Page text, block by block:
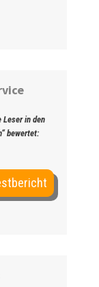
Leser in den
bewertet: